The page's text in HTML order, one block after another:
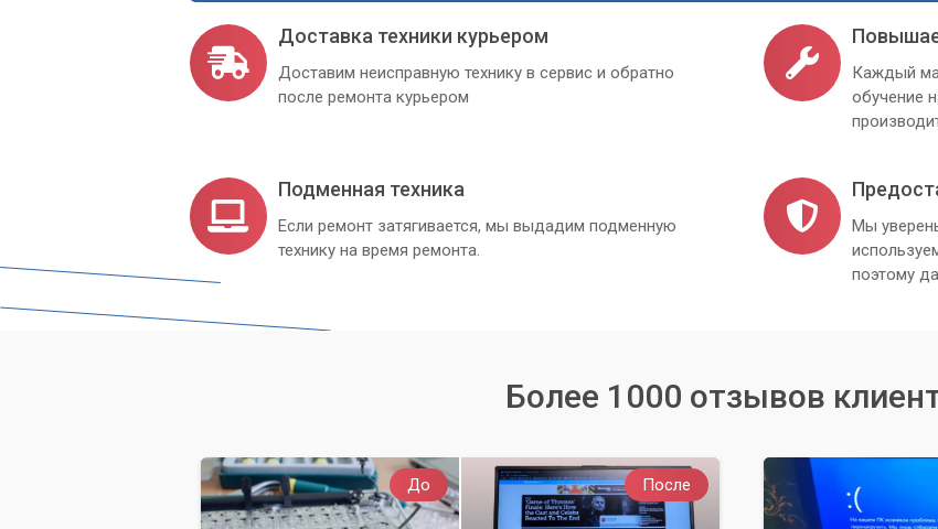
Доставка техники курьером
Доставим неисправную технику в сервис и обратно
после ремонта курьером
Каждый
обучение
Подменная техника
Если ремонт затягивается, мы выдадим подменную
технику на время ремонта.
Мы
поэтому
Более 1000 отзывов
До После